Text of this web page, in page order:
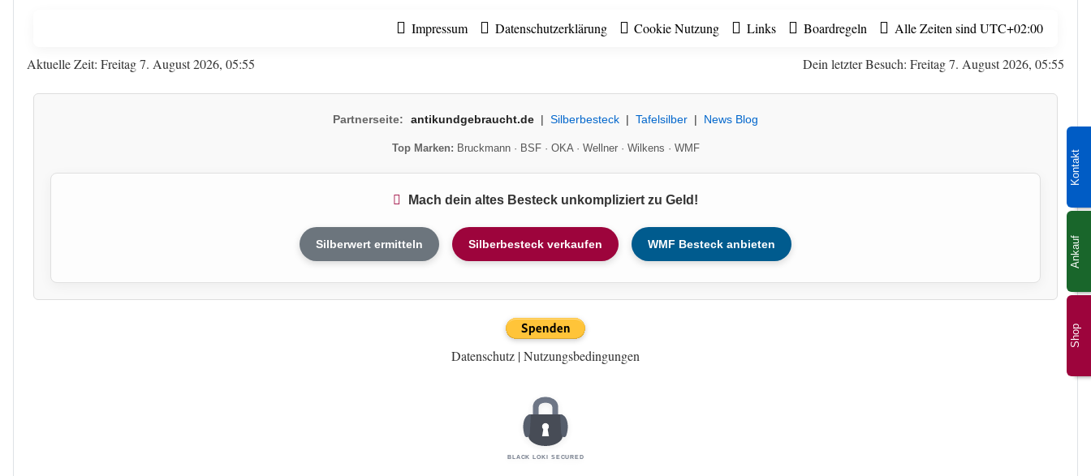
Shop
Kontakt
Ankauf
Impressum Datenschutzerklärung Cookie Nutzung Links Boardregeln Alle Zeiten sind UTC+02:00
Dein letzter Besuch: Freitag 7. August 2026, 05:55
Aktuelle Zeit: Freitag 7. August 2026, 05:55
Partnerseite: antikundgebraucht.de | Silberbesteck | Tafelsilber | News Blog
Top Marken: Bruckmann· BSF· OKA· Wellner· Wilkens · WMF
Mach dein altes Besteck unkompliziert zu Geld!
Silberwert ermitteln Silberbesteck verkaufen WMF Besteck anbieten
Datenschutz |Nutzungsbedingungen
BLACK LOKI SECURED